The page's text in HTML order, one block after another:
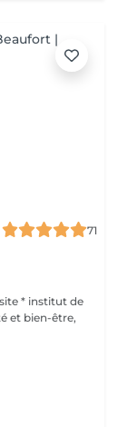
71
* institut de